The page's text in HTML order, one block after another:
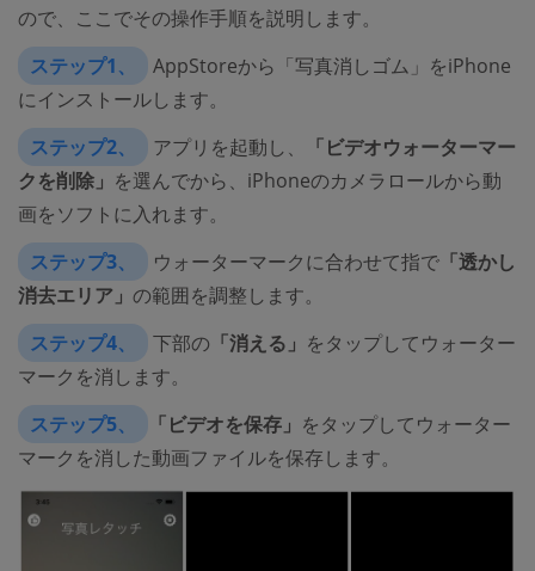
ので、ここでその操作手順を説明します。
ステップ1、
AppStoreから「写真消しゴム」をiPhone
にインストールします。
ステップ2、
アプリを起動し、
「ビデオウォーターマー
クを削除」 を選んでから、iPhoneのカメラロールから動
画をソフトに入れます。
ステップ3、
ウォーターマークに合わせて指で 「透かし
消去エリア」 の範囲を調整します。
ステップ4、
下部の 「消える」 をタップしてウォーター
マークを消します。
ステップ5、
「ビデオを保存」 をタップしてウォーター
マークを消した動画ファイルを保存します。